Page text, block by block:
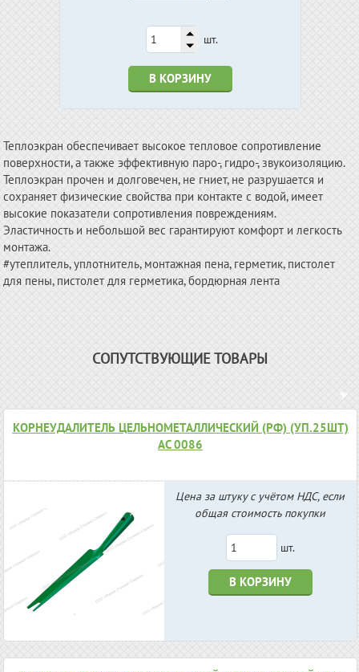
шт.
В КОРЗИНУ
Теплоэкран обеспечивает высокое тепловое сопротивление
поверхности, а также эффективную паро-, гидро-, звукоизоляцию.
Теплоэкран прочен и долговечен, не гниет, не разрушается и
сохраняет физические свойства при контакте с водой, имеет
высокие показатели сопротивления повреждениям.
Эластичность и небольшой вес гарантируют комфорт и легкость
монтажа.
#утеплитель, уплотнитель, монтажная пена, герметик, пистолет
для пены, пистолет для герметика, бордюрная лента
СОПУТСТВУЮЩИЕ ТОВАРЫ
КОРНЕУДАЛИТЕЛЬ ЦЕЛЬНОМЕТАЛЛИЧЕСКИЙ (РФ) (УП.25ШТ)
АС 0086
Цена за штуку с учётом НДС, если
общая стоимость покупки
шт.
В КОРЗИНУ